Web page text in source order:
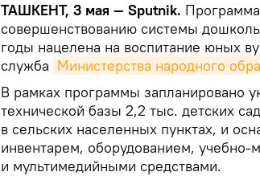
ТАШКЕНТ, 3 мая — Sputnik.
совершенствованию системы
годы нацелена на воспитание юных
служба Министерства народного
В рамках программы запланировано
технической базы 2,2 тыс. детских
в сельских населенных пунктах, и
инвентарем, оборудованием, учебно-
и мультимедийными средствами.